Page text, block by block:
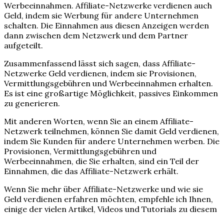
Werbeeinnahmen. Affiliate-Netzwerke verdienen auch
Geld, indem sie Werbung für andere Unternehmen
schalten. Die Einnahmen aus diesen Anzeigen werden
dann zwischen dem Netzwerk und dem Partner
aufgeteilt.
Zusammenfassend lässt sich sagen, dass Affiliate-
Netzwerke Geld verdienen, indem sie Provisionen,
Vermittlungsgebühren und Werbeeinnahmen erhalten.
Es ist eine großartige Möglichkeit, passives Einkommen
zu generieren.
Mit anderen Worten, wenn Sie an einem Affiliate-
Netzwerk teilnehmen, können Sie damit Geld verdienen,
indem Sie Kunden für andere Unternehmen werben. Die
Provisionen, Vermittlungsgebühren und
Werbeeinnahmen, die Sie erhalten, sind ein Teil der
Einnahmen, die das Affiliate-Netzwerk erhält.
Wenn Sie mehr über Affiliate-Netzwerke und wie sie
Geld verdienen erfahren möchten, empfehle ich Ihnen,
einige der vielen Artikel, Videos und Tutorials zu diesem